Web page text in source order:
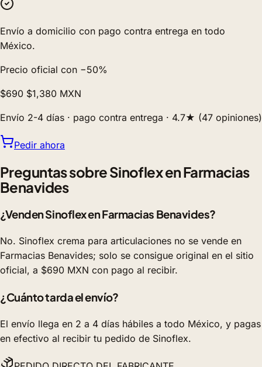
Envío a domicilio con pago contra entrega en todo
México.
Precio oficial con −50%
$690 $1,380 MXN
Envío 2-4 días · pago contra entrega · 4.7★ (47 opiniones)
Pedir ahora
Preguntas sobre Sinoflex en Farmacias
Benavides
¿Venden Sinoflex en Farmacias Benavides?
No. Sinoflex crema para articulaciones no se vende en
Farmacias Benavides; solo se consigue original en el sitio
oficial, a $690 MXN con pago al recibir.
¿Cuánto tarda el envío?
El envío llega en 2 a 4 días hábiles a todo México, y pagas
en efectivo al recibir tu pedido de Sinoflex.